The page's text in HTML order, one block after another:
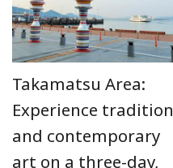
Takamatsu Area:
Experience tradition
and contemporary
art on a three-day,